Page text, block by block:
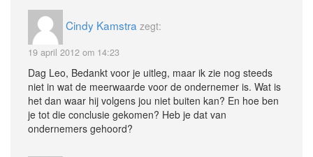
Cindy Kamstra zegt:
19 april 2012 om 14:23
Dag Leo, Bedankt voor je uitleg, maar ik zie nog steeds
niet in wat de meerwaarde voor de ondernemer is. Wat is
het dan waar hij volgens jou niet buiten kan? En hoe ben
je tot die conclusie gekomen? Heb je dat van
ondernemers gehoord?